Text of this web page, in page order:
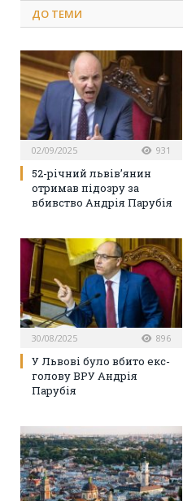
ДО ТЕМИ
02/09/2025 931
52-річний львів’янин
отримав підозру за
вбивство Андрія Парубія
30/08/2025 896
У Львові було вбито екс-
голову ВРУ Андрія
Парубія